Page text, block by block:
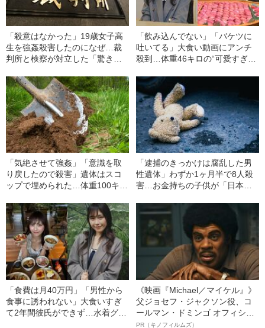
「殺意はなかった」19歳女子高
生を強姦殺害したのになぜ…裁
判所と検察が対立した「驚きの
「飲み込んでない」「バケツに
吐いてる」大食い動画にアンチ
殺到…体重46キロの“可愛すぎ
す、“やらせ疑惑”への本音
「気絶させて強姦」「意識を取
り戻したので殺害」遺体はスコ
ップで埋められた…体重100キロ
子高生の悲劇」（昭和42年の事
件）
「逮捕のきっかけは腐乱した男
性遺体」わずか1ヶ月半で8人殺
害…お金持ちの子供が「日本最
和40年の事件）
「食費は月40万円」「男性から
食事に誘われない」大食いすぎ
て2年間彼氏ができず…水着グラ
《映画『Michael／マイケル』》
父ジョセフ・ジャクソン役、コ
ールマン・ドミンゴ オフィシャ
ルインタビュー“観客を魅了した
PR（キノフィルムズ）